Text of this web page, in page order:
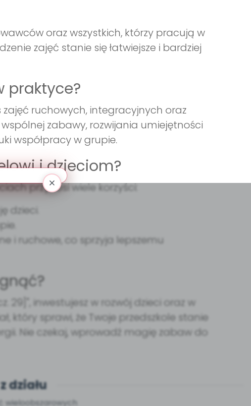
oraz wszystkich, którzy pracują w
zajęć stanie się łatwiejsze i bardziej
praktyce?
ruchowych, integracyjnych oraz
zabawy, rozwijania umiejętności
współpracy w grupie.
i dzieciom?
przynosi wiele korzyści:
i ruchowe, co sprzyja lepszemu
inwestujesz w rozwój dzieci oraz w
który sprawi, że Twoje przedszkole stanie
Nie czekaj, wprowadź magię zabaw do
działu
wieloobszarowych